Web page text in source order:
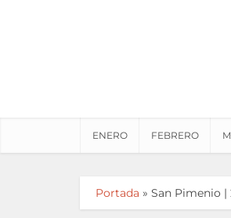
ENERO FEBRERO
Portada » San Pimenio